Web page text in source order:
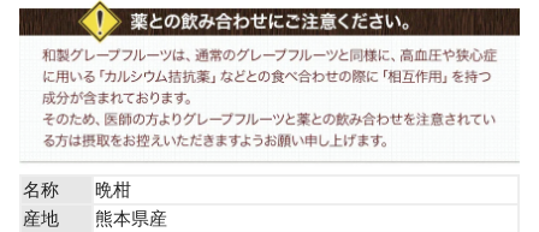
名称
晩柑
産地
熊本県産